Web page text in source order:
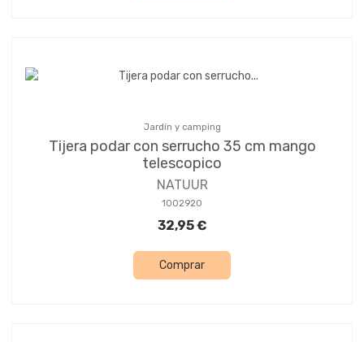
Jardín y camping
Tijera podar con serrucho 35 cm mango
telescopico
NATUUR
1002920
32,95 €
Comprar